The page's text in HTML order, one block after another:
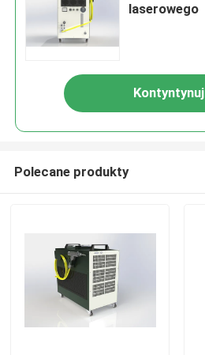
laserowego
Kontyntynuj
Polecane produkty